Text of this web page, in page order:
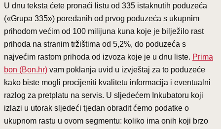
U dnu teksta ćete pronaći listu od 335 istaknutih poduzeća
(«Grupa 335») poredanih od prvog poduzeća s ukupnim
prihodom većim od 100 milijuna kuna koje je bilježilo rast
prihoda na stranim tržištima od 5,2%, do poduzeća s
najvećim rastom prihoda od izvoza koje je u dnu liste. Prima
bon (Bon.hr) vam poklanja uvid u izvještaj za to poduzeće
kako biste mogli procijeniti kvalitetu informacija i eventualni
razlog za pretplatu na servis. U sljedećem Inkubatoru koji
izlazi u utorak sljedeći tjedan obradit ćemo podatke o
ukupnom rastu u ovom segmentu: koliko ima onih koji brzo